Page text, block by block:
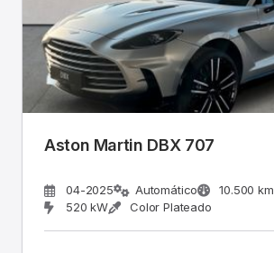
Aston Martin DBX 707
04-2025 Automático 10.500 km
520 kW
Color Plateado